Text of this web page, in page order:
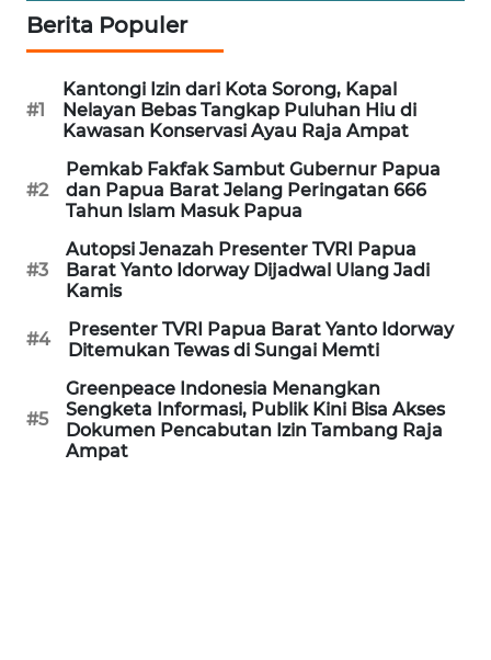
Berita Populer
#1
Kantongi Izin dari Kota Sorong, Kapal
Nelayan Bebas Tangkap Puluhan Hiu di
Kawasan Konservasi Ayau Raja Ampat
#2
Pemkab Fakfak Sambut Gubernur Papua
dan Papua Barat Jelang Peringatan 666
Tahun Islam Masuk Papua
#3
Autopsi Jenazah Presenter TVRI Papua
Barat Yanto Idorway Dijadwal Ulang Jadi
Kamis
#4
Presenter TVRI Papua Barat Yanto Idorway
Ditemukan Tewas di Sungai Memti
#5
Greenpeace Indonesia Menangkan
Sengketa Informasi, Publik Kini Bisa Akses
Dokumen Pencabutan Izin Tambang Raja
Ampat
WN
WN
PURWAKARTA
WN
PRIANGAN
TIMUR
SEMARANG
WN
SOLO